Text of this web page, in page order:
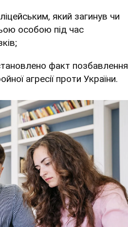
який загинув чи
особою під час
факт позбавлення
агресії проти України.